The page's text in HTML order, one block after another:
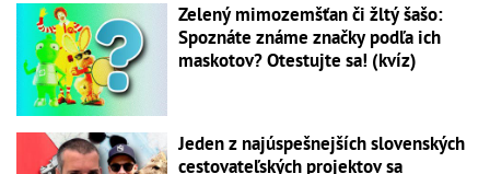
Zelený mimozemšťan či žltý šašo:
Spoznáte známe značky podľa ich
maskotov? Otestujte sa! (kvíz)
Jeden z najúspešnejších slovenských
cestovateľských projektov sa